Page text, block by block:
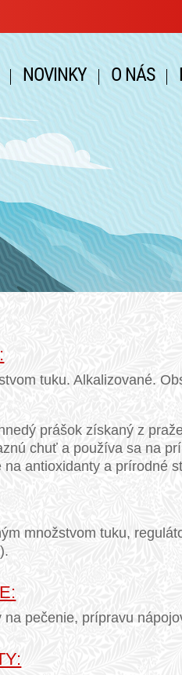
NOVINKY O NÁS
tuku. Alkalizované.
prášok získaný z
chuť a používa sa na
antioxidanty a prírodné
množstvom tuku,
pečenie, prípravu